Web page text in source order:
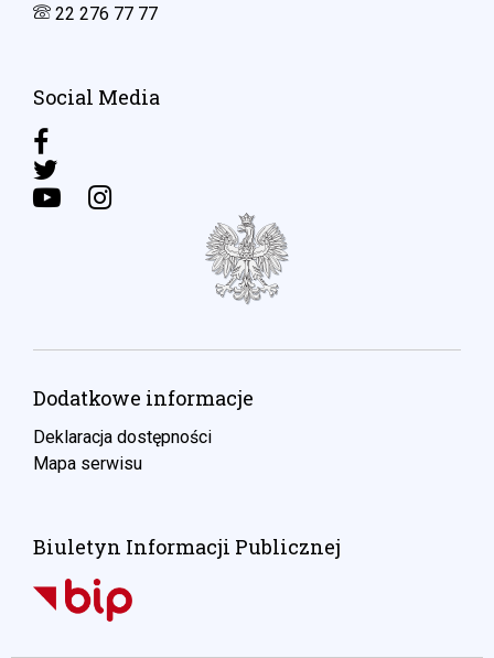
22 276 77 77
Social Media
Dodatkowe informacje
Deklaracja dostępności
Mapa serwisu
Biuletyn Informacji Publicznej